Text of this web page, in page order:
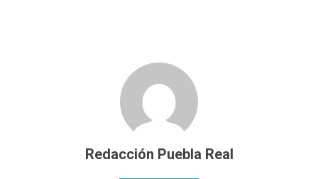
Redacción Puebla Real